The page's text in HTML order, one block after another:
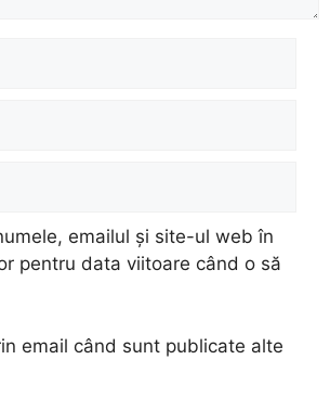
emailul și site-ul web în
pentru data viitoare când o să
email când sunt publicate alte